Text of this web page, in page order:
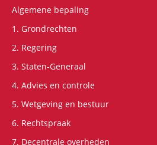
Algemene bepaling
1. Grondrechten
2. Regering
3. Staten-Generaal
4. Advies en controle
5. Wetgeving en bestuur
6. Rechtspraak
7. Decentrale overheden